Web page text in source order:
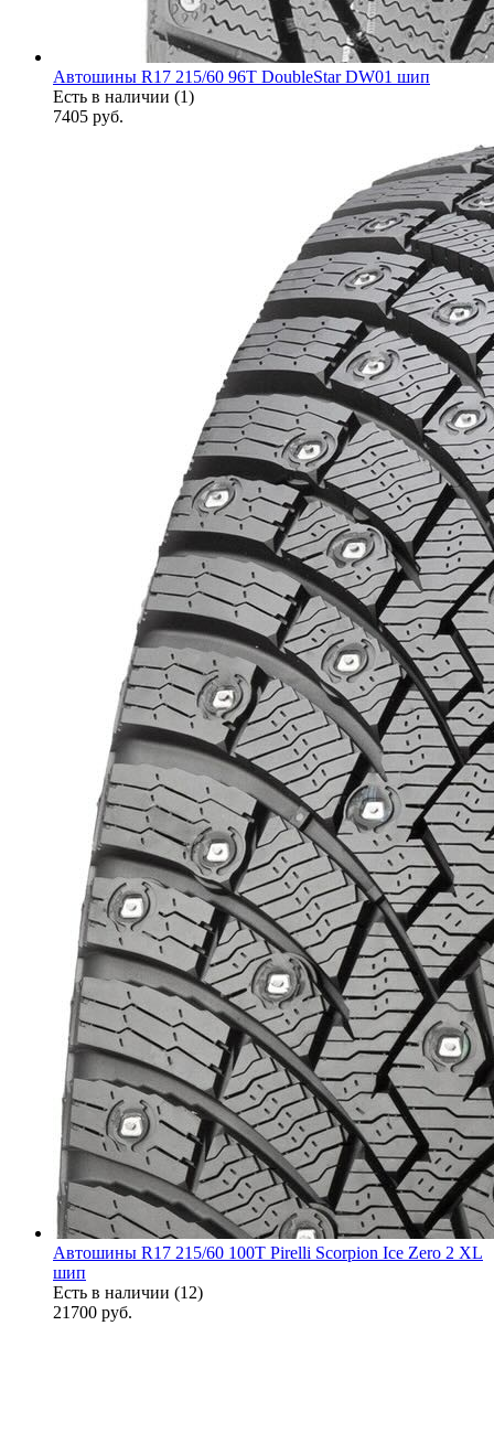
Автошины R17 215/60 96T DoubleStar DW01 шип
Есть в наличии (1)
7405 руб.
Автошины R17 215/60 100T Pirelli Scorpion Ice Zero 2 XL
шип
Есть в наличии (12)
21700 руб.